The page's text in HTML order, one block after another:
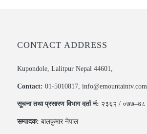
CONTACT ADDRESS
Kupondole, Lalitpur Nepal 44601,
Contact: 01-5010817, info@emountaintv.com
सूचना तथा प्रसारण विभाग दर्ता नं: २३६२ / ०७७–७८
सम्पादक: बालकुमार नेपाल